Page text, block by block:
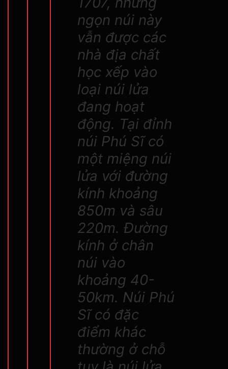
ngọn núi này
vẫn được các
nhà địa chất
học xếp vào
loại núi lửa
đang hoạt
động. Tại đỉnh
núi Phú Sĩ có
một miệng núi
lửa với đường
kính khoảng
850m và sâu
220m. Đường
kính ở chân
núi vào
khoảng 40-
50km. Núi Phú
Sĩ có đặc
điểm khác
thường ở chỗ